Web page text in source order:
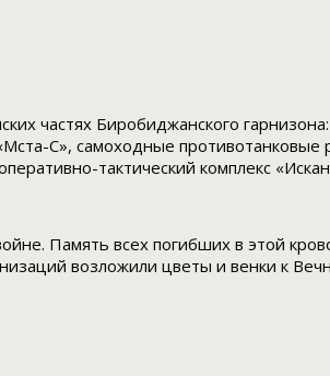
частях Биробиджанского
С», самоходные противотанковые
тактический комплекс
Память всех погибших в этой
возложили цветы и венки к